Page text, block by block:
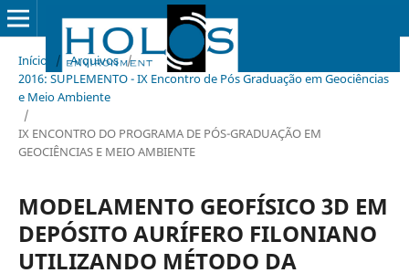
Início / Arquivos /
2016: SUPLEMENTO - IX Encontro de Pós Graduação em Geociências
e Meio Ambiente
/
IX ENCONTRO DO PROGRAMA DE PÓS-GRADUAÇÃO EM
GEOCIÊNCIAS E MEIO AMBIENTE
MODELAMENTO GEOFÍSICO 3D EM
DEPÓSITO AURÍFERO FILONIANO
UTILIZANDO MÉTODO DA